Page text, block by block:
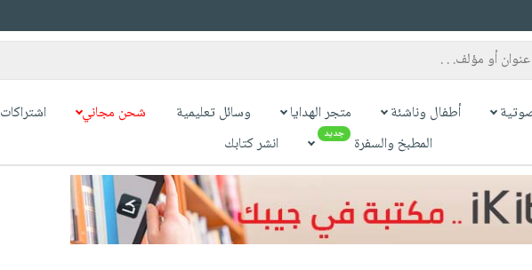
أطفال وناشئة متجر الهدايا وسائل تعليمية شحن مجاني اشتراكات
المطبخ والسفرة جديد انشر كتابك